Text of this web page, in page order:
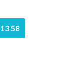
58